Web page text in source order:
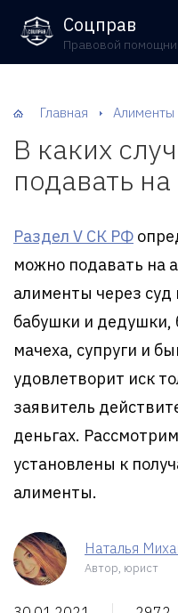
8
Соцправ
Правовой
Главная Алименты
В каких
подавать
Раздел V СК РФ
можно подавать на
алименты через суд
бабушки и дедушки,
мачеха, супруги и
удовлетворит иск
заявитель
деньгах.
установлены к
алименты.
Наталья
Автор, юрист